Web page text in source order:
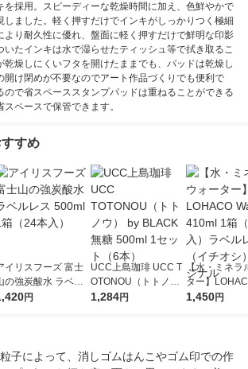
を採用。スピーディーな乾燥時間に加え、色鮮やかで
しました。軽く押すだけでインキがしっかりつく極細
より耐久性に優れ、盤面に軽く押すだけで鮮明な印影
いたインキは水で湿らせたティッシュ等で拭き取るこ
乾燥しにくいフタを開けたままでも、パッドは乾燥し
開け閉めが不要なのでアート作品づくりでも便利で
ので省スペーススタンプパッドは重ねることができる
ペースで保管できます。
すめ
イリスフーズ 富士
の強炭酸水 ラベル
ス 500ml 1箱（24
円
UCC上島珈琲 UCC T
OTONOU（トトノ
ウ） by BLACK無糖 5
1,284円
【水・ミネラ
ター】
r 410ml 1箱（
1,450円
子によって、消しゴムはんこやゴム印での作